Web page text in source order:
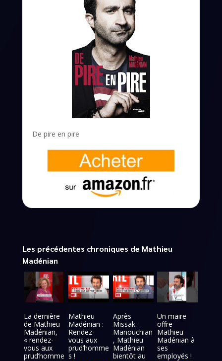
De pire en pire
Les précédentes chroniques de Mathieu
Madénian
La dernière
de Mathieu
Madénian,
« rendez-
vous aux
prud’homme
Mathieu
Madénian :
Rendez-
vous aux
prud’homme
s !
Après
Missak
Manouchian
, Mathieu
Madénian
bientôt au
Un maire
offre
Mathieu
Madénian à
ses
employés !